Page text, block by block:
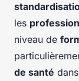
les
niveau de
de santé